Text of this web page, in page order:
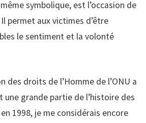
symbolique, est l’occasion de
permet aux victimes d’être
le sentiment et la volonté
droits de l’Homme de l’ONU a
une grande partie de l’histoire des
1998, je me considérais encore